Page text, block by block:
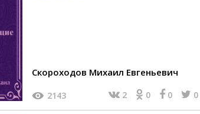
Скороходов Михаил Евгеньевич
2143 2 0 0 0